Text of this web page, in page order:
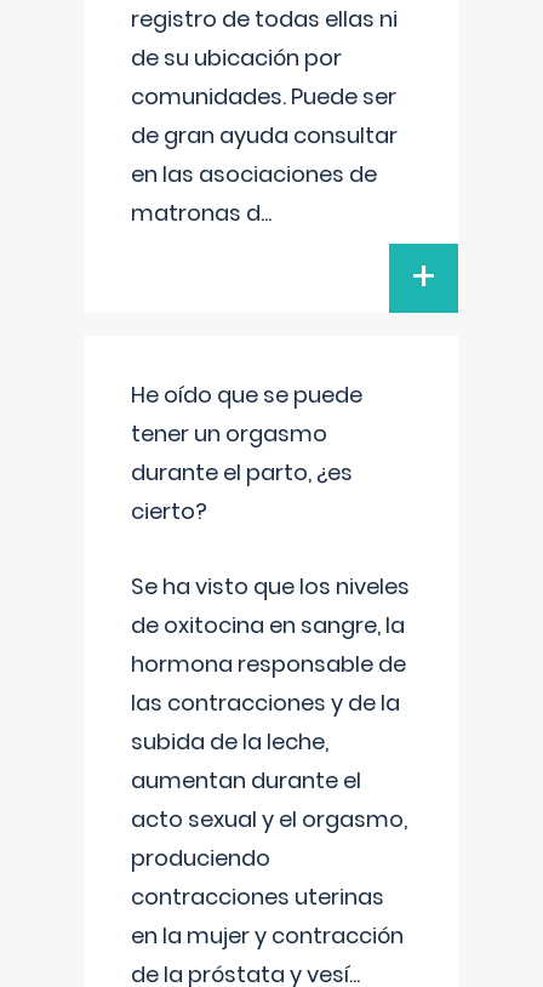
registro de todas ellas ni
de su ubicación por
comunidades. Puede ser
de gran ayuda consultar
en las asociaciones de
matronas d...
+
He oído que se puede
tener un orgasmo
durante el parto, ¿es
cierto?
Se ha visto que los niveles
de oxitocina en sangre, la
hormona responsable de
las contracciones y de la
subida de la leche,
aumentan durante el
acto sexual y el orgasmo,
produciendo
contracciones uterinas
en la mujer y contracción
de la próstata y vesí...